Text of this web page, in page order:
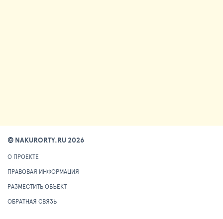
© NAKURORTY.RU 2026
О ПРОЕКТЕ
ПРАВОВАЯ ИНФОРМАЦИЯ
РАЗМЕСТИТЬ ОБЪЕКТ
ОБРАТНАЯ СВЯЗЬ